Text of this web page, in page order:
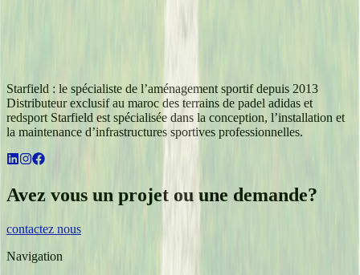
Starfield : le spécialiste de l’aménagement sportif depuis 2013
Distributeur exclusif au maroc des terrains de padel adidas et
redsport Starfield est spécialisée dans la conception, l’installation et
la maintenance d’infrastructures sportives professionnelles.
Avez vous un projet ou une demande?
contactez nous
Navigation